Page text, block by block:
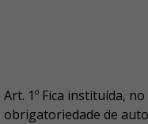
Art. 1º Fica instituída,
obrigatoriedade de